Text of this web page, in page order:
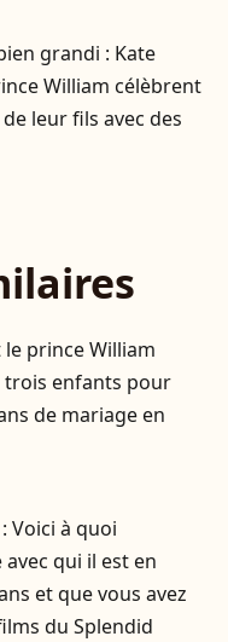
grandi : Kate
William célèbrent
leur fils avec des
prince William
enfants pour
de mariage en
Voici à quoi
qui il est en
et que vous avez
du Splendid